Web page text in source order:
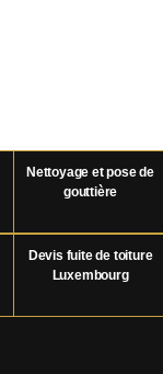
Nettoyage et pose de
gouttière
Devis fuite de toiture
Luxembourg